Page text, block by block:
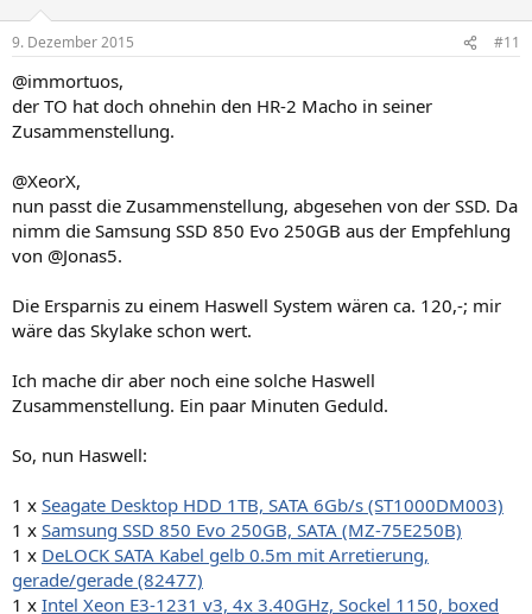
9. Dezember 2015 #11
@immortuos,
der TO hat doch ohnehin den HR-2 Macho in seiner
Zusammenstellung.
@XeorX,
nun passt die Zusammenstellung, abgesehen von der SSD. Da
nimm die Samsung SSD 850 Evo 250GB aus der Empfehlung
von @Jonas5.
Die Ersparnis zu einem Haswell System wären ca. 120,-; mir
wäre das Skylake schon wert.
Ich mache dir aber noch eine solche Haswell
Zusammenstellung. Ein paar Minuten Geduld.
So, nun Haswell:
1 x Seagate Desktop HDD 1TB, SATA 6Gb/s (ST1000DM003)
1 x Samsung SSD 850 Evo 250GB, SATA (MZ-75E250B)
1 x DeLOCK SATA Kabel gelb 0.5m mit Arretierung,
gerade/gerade (82477)
1 x Intel Xeon E3-1231 v3, 4x 3.40GHz, Sockel 1150, boxed